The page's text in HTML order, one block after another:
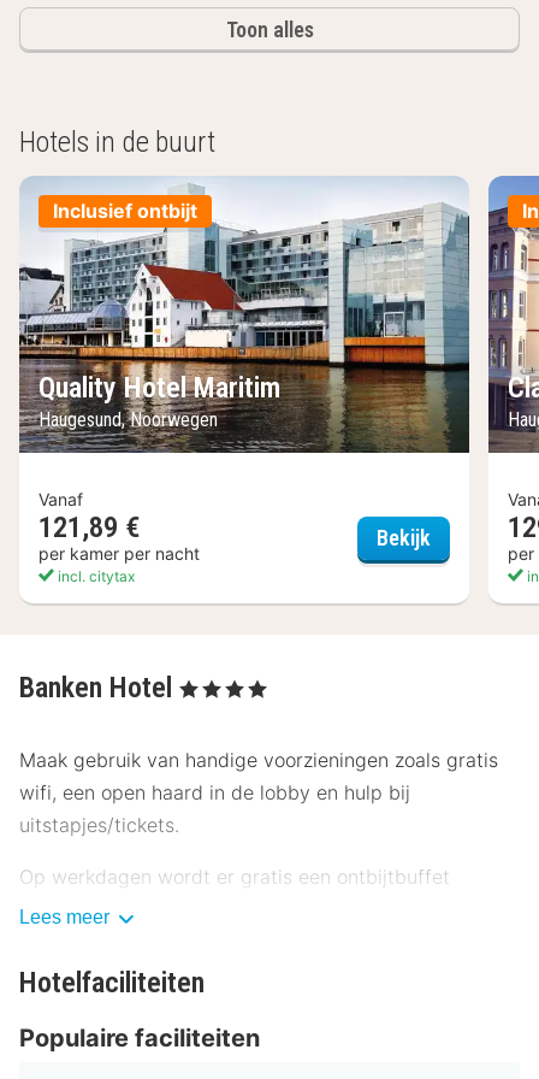
Toon alles
Hotels in de buurt
Inclusief ontbijt
Quality Hotel Maritim
Haugesund, Noorwegen
Vanaf
121,89 €
per kamer per nacht
incl. citytax
Bekijk Quality
per
Banken Hotel , 4 Sterren
Maak gebruik van handige voorzieningen zoals gratis
wifi, een open haard in de lobby en hulp bij
uitstapjes/tickets.
Op werkdagen wordt er gratis een ontbijtbuffet
geserveerd van 06.30 uur tot 09.30 uur en in het
Enkele van de voorzieningen zijn een snelle
incheckservice, een snelle uitcheckservice en een
stomerij/wasserijservice.
Lees meer
Hotelfaciliteiten
Populaire faciliteiten